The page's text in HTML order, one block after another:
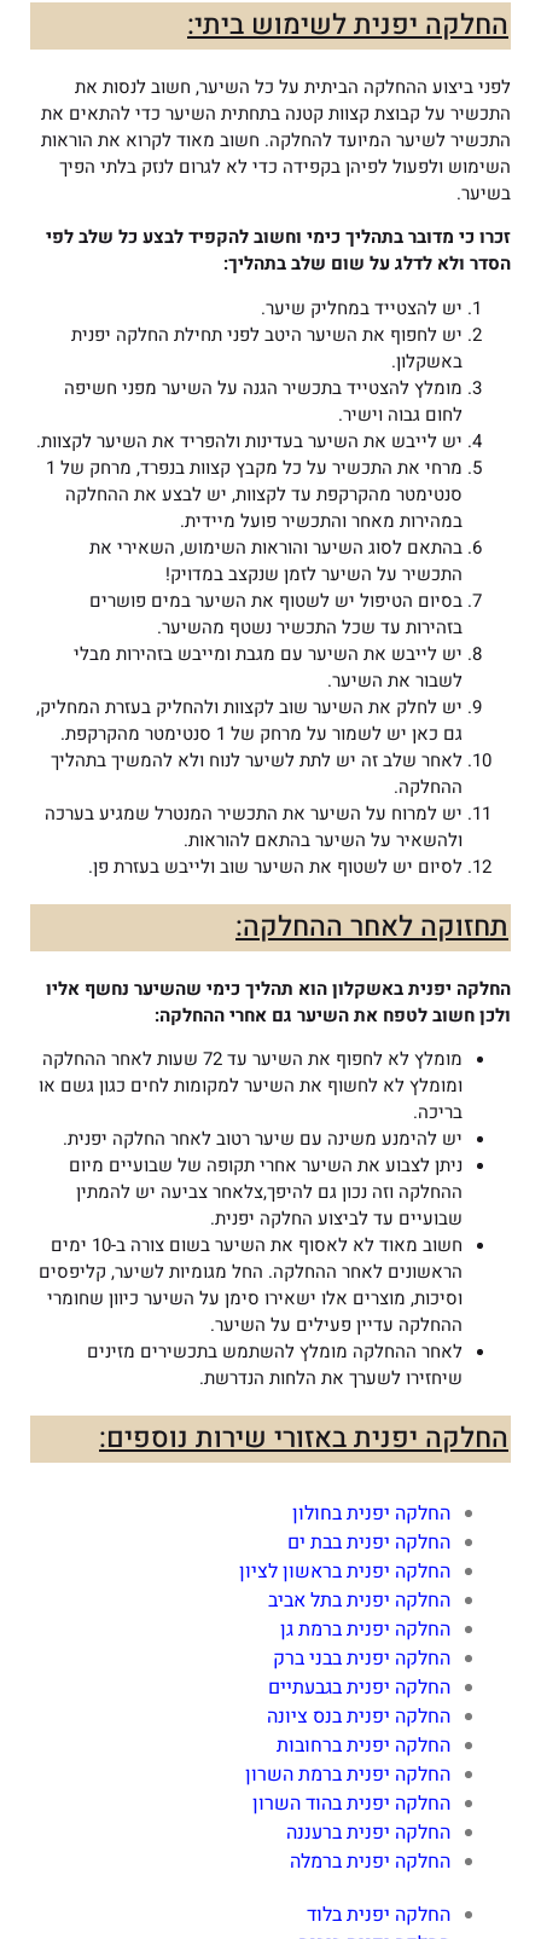
החלקה יפנית לשימוש ביתי:
לפני ביצוע ההחלקה הביתית על כל השיער, חשוב לנסות את
התכשיר על קבוצת קצוות קטנה בתחתית השיער כדי להתאים את
התכשיר לשיער המיועד להחלקה. חשוב מאוד לקרוא את הוראות
השימוש ולפעול לפיהן בקפידה כדי לא לגרום לנזק בלתי הפיך
בשיער.
זכרו כי מדובר בתהליך כימי וחשוב להקפיד לבצע כל שלב לפי
הסדר ולא לדלג על שום שלב בתהליך:
יש להצטייד במחליק שיער.
יש לחפוף את השיער היטב לפני תחילת החלקה יפנית
באשקלון.
מומלץ להצטייד בתכשיר הגנה על השיער מפני חשיפה
לחום גבוה וישיר.
יש לייבש את השיער בעדינות ולהפריד את השיער לקצוות.
מרחי את התכשיר על כל מקבץ קצוות בנפרד, מרחק של 1
סנטימטר מהקרקפת עד לקצוות, יש לבצע את ההחלקה
במהירות מאחר והתכשיר פועל מיידית.
בהתאם לסוג השיער והוראות השימוש, השאירי את
התכשיר על השיער לזמן שנקצב במדויק!
בסיום הטיפול יש לשטוף את השיער במים פושרים
בזהירות עד שכל התכשיר נשטף מהשיער.
יש לייבש את השיער עם מגבת ומייבש בזהירות מבלי
לשבור את השיער.
יש לחלק את השיער שוב לקצוות ולהחליק בעזרת המחליק,
גם כאן יש לשמור על מרחק של 1 סנטימטר מהקרקפת.
לאחר שלב זה יש לתת לשיער לנוח ולא להמשיך בתהליך
ההחלקה.
יש למרוח על השיער את התכשיר המנטרל שמגיע בערכה
ולהשאיר על השיער בהתאם להוראות.
לסיום יש לשטוף את השיער שוב ולייבש בעזרת פן.
תחזוקה לאחר ההחלקה:
החלקה יפנית באשקלון הוא תהליך כימי שהשיער נחשף אליו
ולכן חשוב לטפח את השיער גם אחרי ההחלקה:
מומלץ לא לחפוף את השיער עד 72 שעות לאחר ההחלקה
ומומלץ לא לחשוף את השיער למקומות לחים כגון גשם או
בריכה.
יש להימנע משינה עם שיער רטוב לאחר החלקה יפנית.
ניתן לצבוע את השיער אחרי תקופה של שבועיים מיום
ההחלקה וזה נכון גם להיפך,צלאחר צביעה יש להמתין
שבועיים עד לביצוע החלקה יפנית.
חשוב מאוד לא לאסוף את השיער בשום צורה ב-10 ימים
הראשונים לאחר ההחלקה. החל מגומיות לשיער, קליפסים
וסיכות, מוצרים אלו ישאירו סימן על השיער כיוון שחומרי
ההחלקה עדיין פעילים על השיער.
לאחר ההחלקה מומלץ להשתמש בתכשירים מזינים
שיחזירו לשערך את הלחות הנדרשת.
החלקה יפנית באזורי שירות נוספים:
החלקה יפנית בחולון
החלקה יפנית בבת ים
החלקה יפנית בראשון לציון
החלקה יפנית בתל אביב
החלקה יפנית ברמת גן
החלקה יפנית בבני ברק
החלקה יפנית בגבעתיים
החלקה יפנית בנס ציונה
החלקה יפנית ברחובות
החלקה יפנית ברמת השרון
החלקה יפנית בהוד השרון
החלקה יפנית ברעננה
החלקה יפנית ברמלה
החלקה יפנית בלוד